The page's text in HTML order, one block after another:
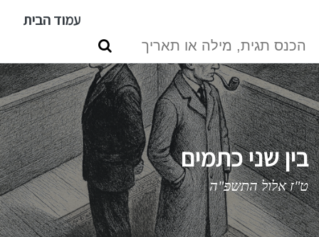
לתוכן
עמוד הבית
בין שני כתמים
ט"ז אלול התשפ"ה